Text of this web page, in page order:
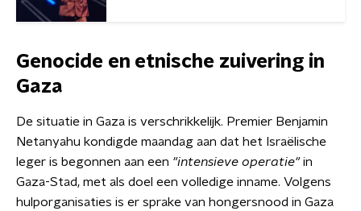
Genocide en etnische zuivering in
Gaza
De situatie in Gaza is verschrikkelijk. Premier Benjamin
Netanyahu kondigde maandag aan dat het Israëlische
leger is begonnen aan een "intensieve operatie"in
Gaza-Stad, met als doel een volledige inname. Volgens
hulporganisaties is er sprake van hongersnood in Gaza